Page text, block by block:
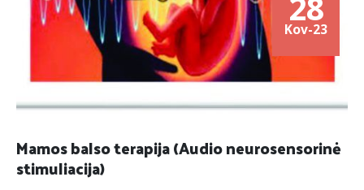
Kov-23
Mamos balso terapija (Audio neurosensorinė
stimuliacija)